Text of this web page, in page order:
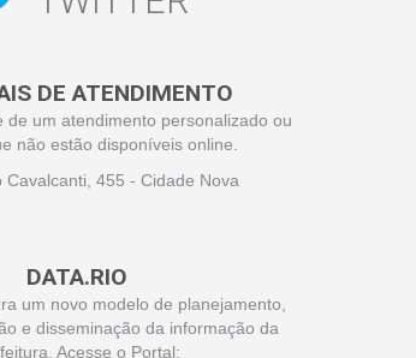
DE ATENDIMENTO
de um atendimento personalizado ou
não estão disponíveis online.
Cavalcanti, 455 - Cidade Nova
DATA.RIO
um novo modelo de planejamento,
e disseminação da informação da
Acesse o Portal: